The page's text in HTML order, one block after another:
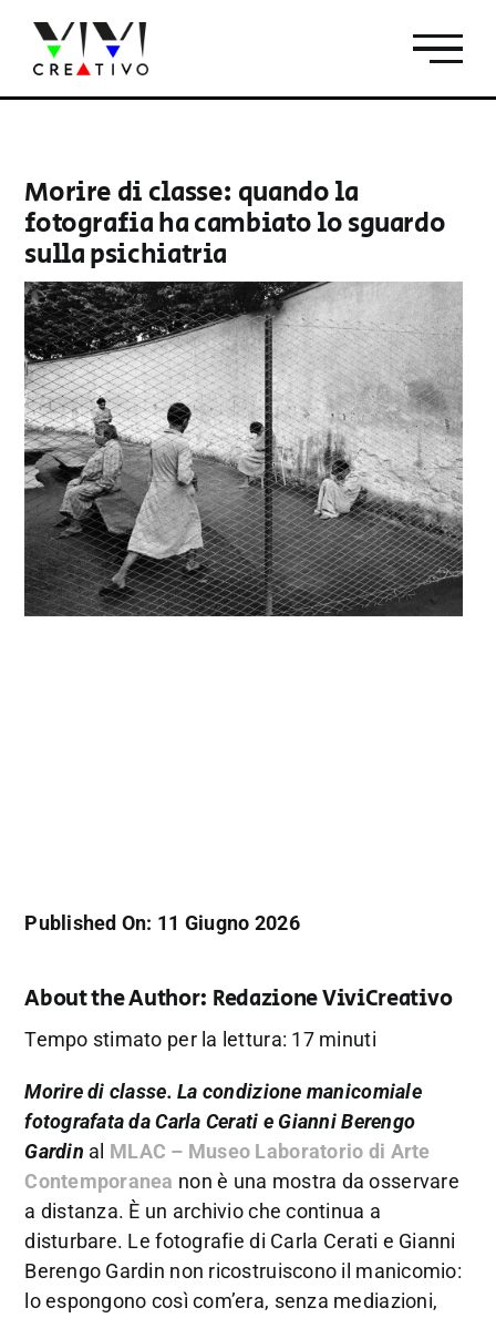
contenuto
Morire di classe: quando la
fotografia ha cambiato lo sguardo
sulla psichiatria
Published On: 11 Giugno 2026
About the Author: Redazione ViviCreativo
Tempo stimato per la lettura: 17 minuti
Morire di classe. La condizione manicomiale
fotografata da Carla Cerati e Gianni Berengo
Gardin al MLAC – Museo Laboratorio di Arte
Contemporanea non è una mostra da osservare
a distanza. È un archivio che continua a
disturbare. Le fotografie di Carla Cerati e Gianni
Berengo Gardin non ricostruiscono il manicomio:
lo espongono così com’era, senza mediazioni,